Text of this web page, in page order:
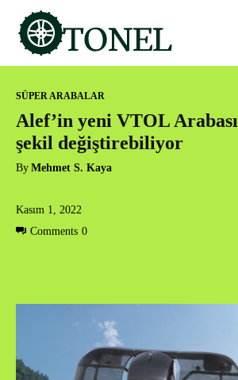
Kasım 1, 2022
Comments 0
SÜPER ARABALAR
Alef’in yeni VTOL
şekil değiştirebiliyor
By Mehmet S. Kaya